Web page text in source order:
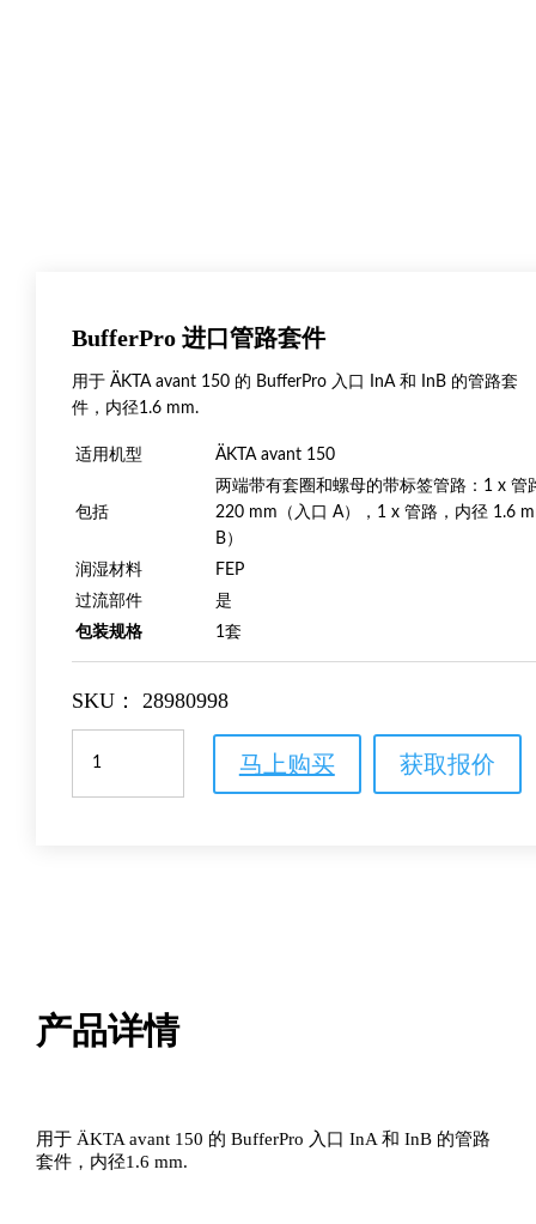
BufferPro 进口管路套件
用于 ÄKTA avant 150 的 BufferPro 入口 InA 和 InB 的管路套
件，内径1.6 mm.
适用机型 ÄKTA avant 150
包括
两端带有套圈和螺母的带标签管路：1 x
220 mm（入口 A），1 x 管路，内径 1.6
B）
润湿材料
FEP
过流部件
是
包装规格
1套
SKU： 28980998
马上购买 获取报价
产品详情
用于 ÄKTA avant 150 的 BufferPro 入口 InA 和 InB 的管路
套件，内径1.6 mm.